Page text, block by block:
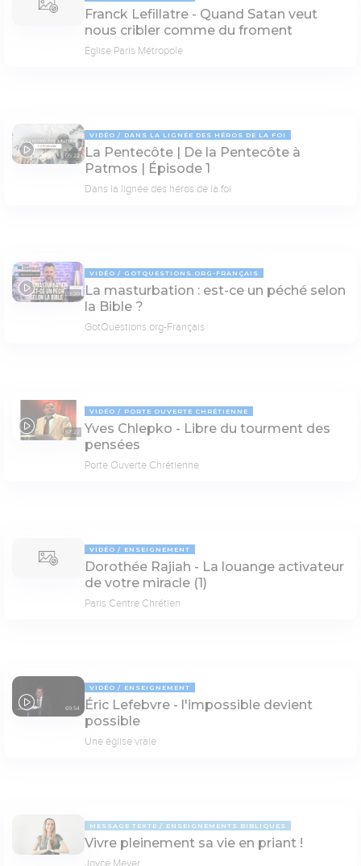
Franck Lefillatre - Quand Satan veut
nous cribler comme du froment
Église Paris Métropole
05:22
VIDÉO DANS LA LIGNÉE DES HÉROS DE LA FOI
La Pentecôte | De la Pentecôte à
Patmos | Épisode 1
Dans la lignée des héros de la foi
03:20
VIDÉO GOTQUESTIONS.ORG-FRANÇAIS
La masturbation : est-ce un péché selon
la Bible ?
GotQuestions.org-Français
57:22
VIDÉO PORTE OUVERTE CHRÉTIENNE
Yves Chlepko - Libre du tourment des
pensées
Porte Ouverte Chrétienne
VIDÉO ENSEIGNEMENT
Dorothée Rajiah - La louange activateur
de votre miracle (1)
Paris Centre Chrétien
69:54
VIDÉO ENSEIGNEMENT
Éric Lefebvre - l'impossible devient
possible
Une église vraie
MESSAGE TEXTE ENSEIGNEMENTS BIBLIQUES
Vivre pleinement sa vie en priant !
Joyce Meyer